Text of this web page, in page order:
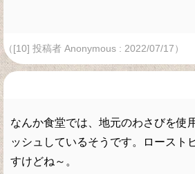
（[10] 投稿者 Anonymous : 2022/07/17）
なんか食堂では、地元のわさびを使
ッシュしているそうです。ロースト
すけどね～。